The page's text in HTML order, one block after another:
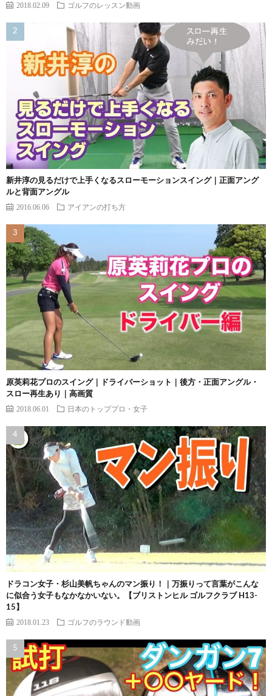
2018.02.09 ゴルフのレッスン動画
新井淳の見るだけで上手くなるスローモーションスイング｜正面アング
ルと背面アングル
2016.06.06 アイアンの打ち方
原英莉花プロのスイング｜ドライバーショット｜後方・正面アングル・
スロー再生あり｜高画質
2018.06.01 日本のトッププロ・女子
ドラコン女子・杉山美帆ちゃんのマン振り！｜万振りって言葉がこんな
に似合う女子もなかなかいない。【ブリストンヒル ゴルフクラブ H13-
15】
2018.01.23 ゴルフのラウンド動画